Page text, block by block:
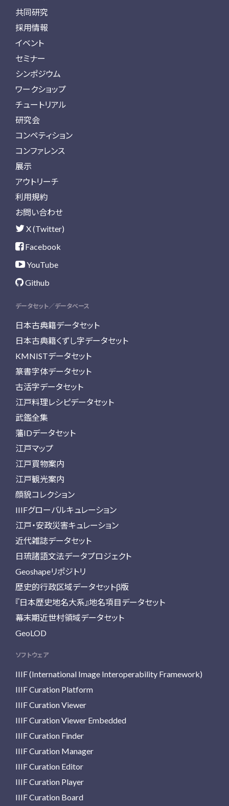
共同研究
採用情報
イベント
セミナー
シンポジウム
ワークショップ
チュートリアル
研究会
コンペティション
コンファレンス
展示
アウトリーチ
利用規約
お問い合わせ
X (Twitter)
Facebook
YouTube
Github
データセット／データベース
日本古典籍データセット
日本古典籍くずし字データセット
KMNISTデータセット
篆書字体データセット
古活字データセット
江戸料理レシピデータセット
武鑑全集
藩IDデータセット
江戸マップ
江戸買物案内
江戸観光案内
顔貌コレクション
IIIFグローバルキュレーション
江戸・安政災害キュレーション
近代雑誌データセット
日琉諸語文法データプロジェクト
Geoshapeリポジトリ
歴史的行政区域データセットβ版
『日本歴史地名大系』地名項目データセット
幕末期近世村領域データセット
GeoLOD
ソフトウェア
IIIF (International Image Interoperability Framework)
IIIF Curation Platform
IIIF Curation Viewer
IIIF Curation Viewer Embedded
IIIF Curation Finder
IIIF Curation Manager
IIIF Curation Editor
IIIF Curation Player
IIIF Curation Board